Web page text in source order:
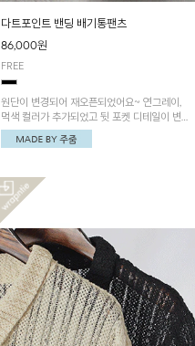
다트포인트 밴딩 배기통팬츠
86,000원
FREE
원단이 변경되어 재오픈되었어요~ 연그레이,
먹색 컬러가 추가되었고 뒷 포켓 디테일이 변
경되었습니다~가볍고 시원하게 착용되는 배
기통팬츠! 허리밴딩과 여유로운 통으로 편안해